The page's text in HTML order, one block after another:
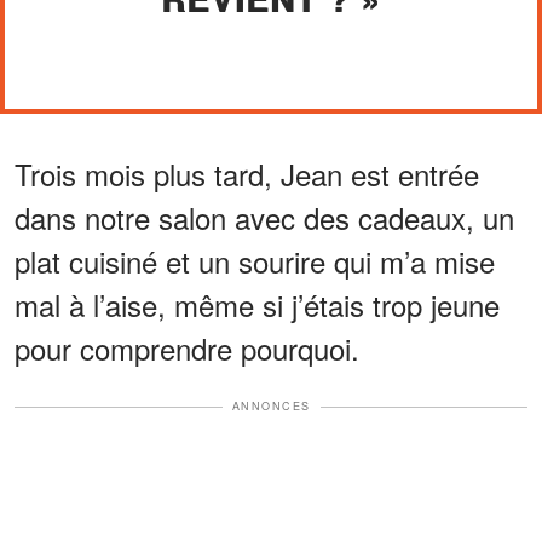
Trois mois plus tard, Jean est entrée
dans notre salon avec des cadeaux, un
plat cuisiné et un sourire qui m’a mise
mal à l’aise, même si j’étais trop jeune
pour comprendre pourquoi.
ANNONCES